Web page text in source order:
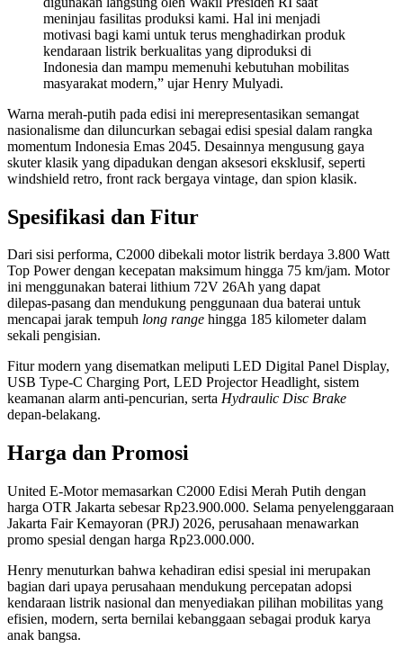
meninjau fasilitas produksi kami. Hal ini menjadi
motivasi bagi kami untuk terus menghadirkan produk
kendaraan listrik berkualitas yang diproduksi di
Indonesia dan mampu memenuhi kebutuhan mobilitas
masyarakat modern,” ujar Henry Mulyadi.
Warna merah-putih pada edisi ini merepresentasikan semangat
nasionalisme dan diluncurkan sebagai edisi spesial dalam rangka
momentum Indonesia Emas 2045. Desainnya mengusung gaya
skuter klasik yang dipadukan dengan aksesori eksklusif, seperti
windshield retro, front rack bergaya vintage, dan spion klasik.
Spesifikasi dan Fitur
Dari sisi performa, C2000 dibekali motor listrik berdaya 3.800 Watt
Top Power dengan kecepatan maksimum hingga 75 km/jam. Motor
ini menggunakan baterai lithium 72V 26Ah yang dapat
dilepas‑pasang dan mendukung penggunaan dua baterai untuk
mencapai jarak tempuh long range hingga 185 kilometer dalam
sekali pengisian.
Fitur modern yang disematkan meliputi LED Digital Panel Display,
USB Type‑C Charging Port, LED Projector Headlight, sistem
keamanan alarm anti‑pencurian, serta Hydraulic Disc Brake
depan‑belakang.
Harga dan Promosi
United E‑Motor memasarkan C2000 Edisi Merah Putih dengan
harga OTR Jakarta sebesar Rp23.900.000. Selama penyelenggaraan
Jakarta Fair Kemayoran (PRJ) 2026, perusahaan menawarkan
promo spesial dengan harga Rp23.000.000.
Henry menuturkan bahwa kehadiran edisi spesial ini merupakan
bagian dari upaya perusahaan mendukung percepatan adopsi
kendaraan listrik nasional dan menyediakan pilihan mobilitas yang
efisien, modern, serta bernilai kebanggaan sebagai produk karya
anak bangsa.